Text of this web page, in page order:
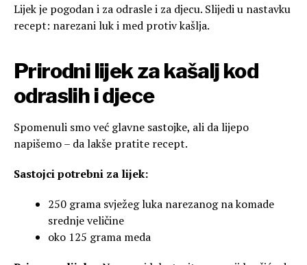
Lijek je pogodan i za odrasle i za djecu. Slijedi u nastavku
recept: narezani luk i med protiv kašlja.
Prirodni lijek za kašalj kod
odraslih i djece
Spomenuli smo već glavne sastojke, ali da lijepo
napišemo – da lakše pratite recept.
Sastojci potrebni za lijek:
250 grama svježeg luka narezanog na komade
srednje veličine
oko 125 grama meda